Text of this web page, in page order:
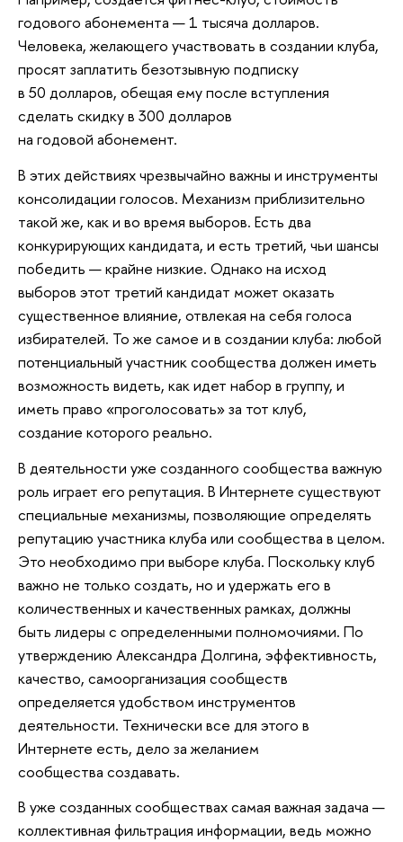
годового абонемента — 1 тысяча долларов.
Человека, желающего участвовать в создании клуба,
просят заплатить безотзывную подписку
в 50 долларов, обещая ему после вступления
сделать скидку в 300 долларов
на годовой абонемент.
В этих действиях чрезвычайно важны и инструменты
консолидации голосов. Механизм приблизительно
такой же, как и во время выборов. Есть два
конкурирующих кандидата, и есть третий, чьи шансы
победить — крайне низкие. Однако на исход
выборов этот третий кандидат может оказать
существенное влияние, отвлекая на себя голоса
избирателей. То же самое и в создании клуба: любой
потенциальный участник сообщества должен иметь
возможность видеть, как идет набор в группу, и
иметь право «проголосовать» за тот клуб,
создание которого реально.
В деятельности уже созданного сообщества важную
роль играет его репутация. В Интернете существуют
специальные механизмы, позволяющие определять
репутацию участника клуба или сообщества в целом.
Это необходимо при выборе клуба. Поскольку клуб
важно не только создать, но и удержать его в
количественных и качественных рамках, должны
быть лидеры с определенными полномочиями. По
утверждению Александра Долгина, эффективность,
качество, самоорганизация сообществ
определяется удобством инструментов
деятельности. Технически все для этого в
Интернете есть, дело за желанием
сообщества создавать.
В уже созданных сообществах самая важная задача —
коллективная фильтрация информации, ведь можно